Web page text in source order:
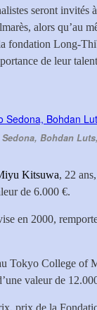
seront invités
alors qu’au
fondation Long-
de leur
Bohdan
Kitsuwa, 22
de 6.000 €.
en 2000,
Tokyo College of
valeur de
prix de la